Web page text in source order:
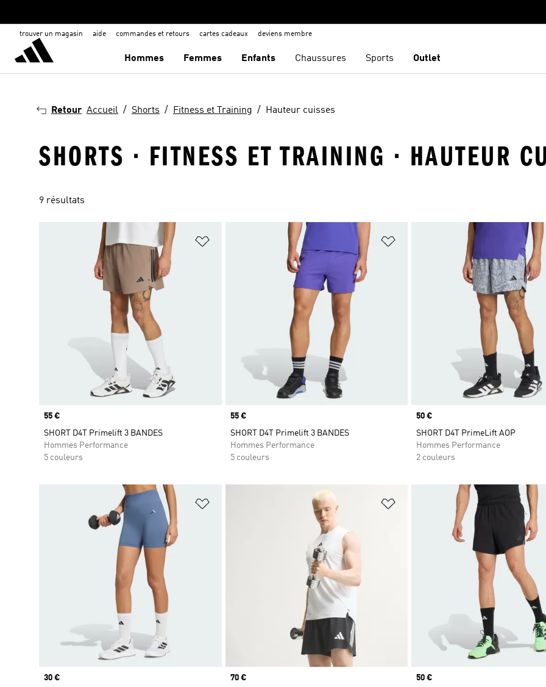
trouver un magasin aide commandes et retours cartes cadeaux deviens membre
Hommes Femmes Enfants Chaussures Sports Outlet
Retour Accueil Shorts Fitness et Training Hauteur cuisses
SHORTS · FITNESS ET TRAINING · HAUTEUR
9 résultats
Ajouter à la Liste de produits favoris
Prix
55 €
SHORT D4T Primelift 3 BANDES
Hommes Performance
5 couleurs
Ajouter à la Liste de produits
Prix
55 €
SHORT D4T Primelift 3 BANDES
Hommes Performance
5 couleurs
Prix
50 €
SHORT D4T PrimeLift AOP
Hommes Performance
2 couleurs
Ajouter à la Liste de produits favoris
Prix
30 €
Ajouter à la Liste de produits
Prix
70 €
Prix
50 €